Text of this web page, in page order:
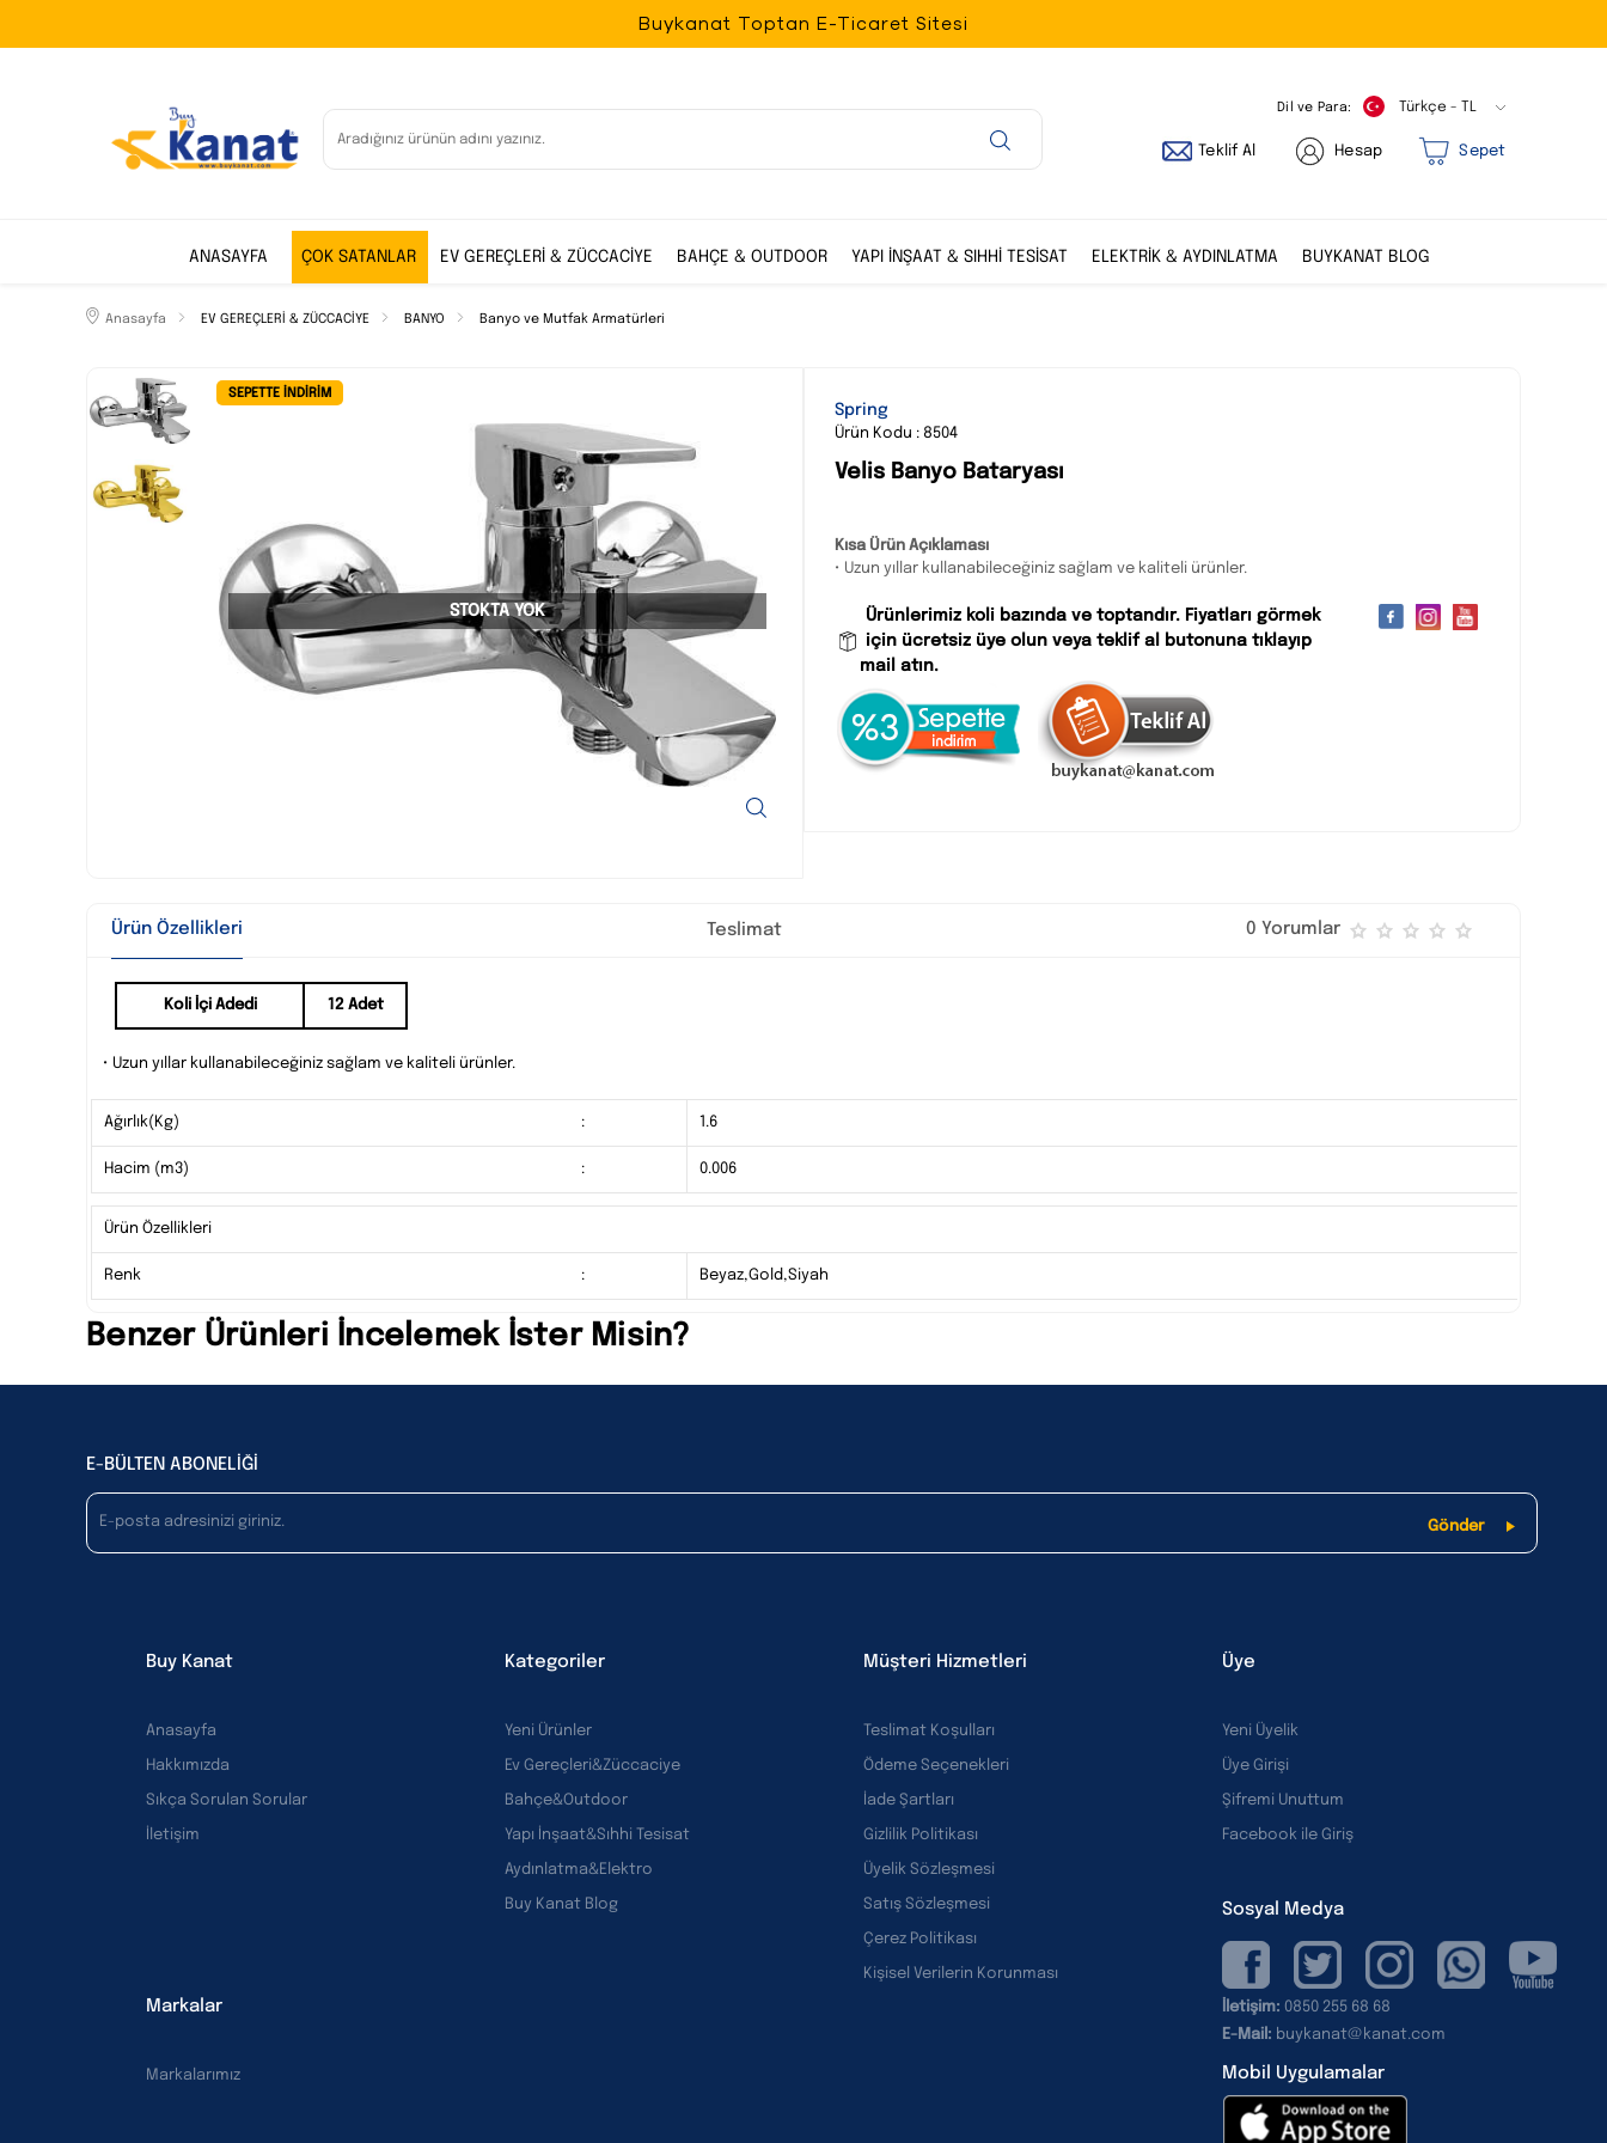
Buykanat Toptan E-Ticaret Sitesi
Dil ve Para: Türkçe - TL
Teklif Al Hesap Sepet
ANASAYFA ÇOK SATANLAR EV GEREÇLERİ & ZÜCCACİYE BAHÇE & OUTDOOR YAPI İNŞAAT & SIHHİ TESİSAT ELEKTRİK & AYDINLATMA BUYKANAT BLOG
Anasayfa EV GEREÇLERİ & ZÜCCACİYE BANYO Banyo ve Mutfak Armatürleri
SEPETTE İNDIRIM
STOKTA YOK
Spring
Ürün Kodu : 8504
Velis Banyo Bataryası
Kısa Ürün Açıklaması
• Uzun yıllar kullanabileceğiniz sağlam ve kaliteli ürünler.
Ürünlerimiz koli bazında ve toptandır. Fiyatları görmek
için ücretsiz üye olun veya teklif al butonuna tıklayıp
mail atın.
Ürün Özellikleri Teslimat 0 Yorumlar
Koli İçi Adedi 12 Adet
• Uzun yıllar kullanabileceğiniz sağlam ve kaliteli ürünler.
Ağırlık(Kg) : 1.6
Hacim (m3) : 0.006
Ürün Özellikleri
Renk : Beyaz,Gold,Siyah
Benzer Ürünleri İncelemek İster Misin?
E-BÜLTEN ABONELİĞİ
Buy Kanat
Anasayfa
Hakkımızda
Sıkça Sorulan Sorular
İletişim
Kategoriler
Yeni Ürünler
Ev Gereçleri&Züccaciye
Bahçe&Outdoor
Yapı İnşaat&Sıhhi Tesisat
Aydınlatma&Elektro
Buy Kanat Blog
Müşteri Hizmetleri
Teslimat Koşulları
Ödeme Seçenekleri
İade Şartları
Gizlilik Politikası
Üyelik Sözleşmesi
Satış Sözleşmesi
Çerez Politikası
Kişisel Verilerin Korunması
Üye
Yeni Üyelik
Üye Girişi
Şifremi Unuttum
Facebook ile Giriş
Sosyal Medya
Markalar
Markalarımız
İletişim: 0850 255 68 68
E-Mail: buykanat@kanat.com
Mobil Uygulamalar